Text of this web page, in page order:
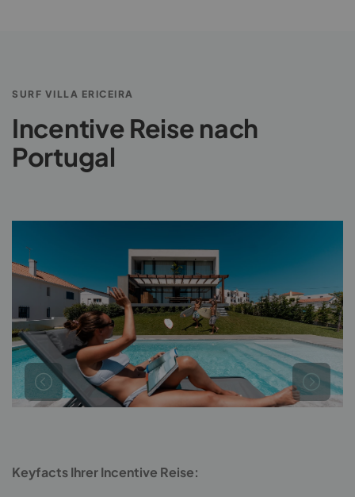
SURF VILLA ERICEIRA
Incentive Reise nach
Portugal
Keyfacts Ihrer Incentive Reise: